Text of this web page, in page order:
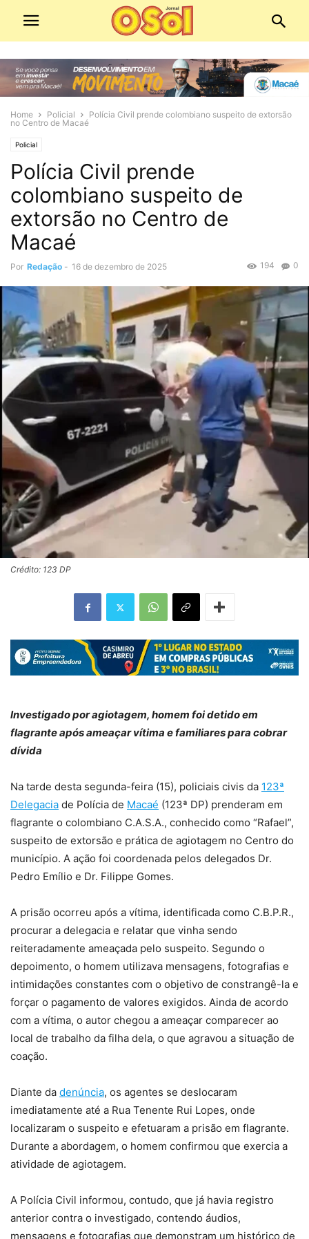
Home Policial
Polícia Civil prende colombiano suspeito de extorsão
no Centro de Macaé
Policial
Polícia Civil prende
colombiano suspeito de
extorsão no Centro de
Macaé
Por Redação - 16 de dezembro de 2025 0
194
Crédito: 123 DP
Investigado por agiotagem, homem foi detido em
flagrante após ameaçar vítima e familiares para cobrar
dívida
Na tarde desta segunda-feira (15), policiais civis da 123ª
Delegacia de Polícia de Macaé (123ª DP) prenderam em
flagrante o colombiano C.A.S.A., conhecido como “Rafael”,
suspeito de extorsão e prática de agiotagem no Centro do
município. A ação foi coordenada pelos delegados Dr.
Pedro Emílio e Dr. Filippe Gomes.
A prisão ocorreu após a vítima, identificada como C.B.P.R.,
procurar a delegacia e relatar que vinha sendo
reiteradamente ameaçada pelo suspeito. Segundo o
depoimento, o homem utilizava mensagens, fotografias e
intimidações constantes com o objetivo de constrangê-la e
forçar o pagamento de valores exigidos. Ainda de acordo
com a vítima, o autor chegou a ameaçar comparecer ao
local de trabalho da filha dela, o que agravou a situação de
coação.
Diante da denúncia, os agentes se deslocaram
imediatamente até a Rua Tenente Rui Lopes, onde
localizaram o suspeito e efetuaram a prisão em flagrante.
Durante a abordagem, o homem confirmou que exercia a
atividade de agiotagem.
A Polícia Civil informou, contudo, que já havia registro
anterior contra o investigado, contendo áudios,
mensagens e fotografias que demonstram um histórico de